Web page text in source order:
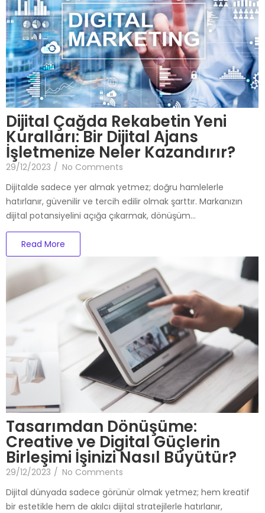
Dijital Çağda Rekabetin Yeni
Kuralları: Bir Dijital Ajans
İşletmenize Neler Kazandırır?
29/12/2023 / No Comments
Dijitalde sadece yer almak yetmez; doğru hamlelerle
hatırlanır, güvenilir ve tercih edilir olmak şarttır. Markanızın
dijital potansiyelini açığa çıkarmak, dönüşüm…
Read More
Tasarımdan Dönüşüme:
Creative ve Digital Güçlerin
Birleşimi İşinizi Nasıl Büyütür?
29/12/2023 / No Comments
Dijital dünyada sadece görünür olmak yetmez; hem kreatif
bir estetikle hem de akılcı dijital stratejilerle hatırlanır,